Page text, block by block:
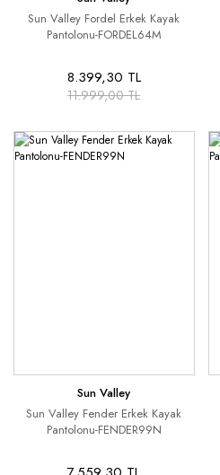
Sun Valley Fordel Erkek Kayak
Pantolonu-FORDEL64M
8.399,30 TL
11.999,00 TL
Sun Valley
Sun Valley Fender Erkek Kayak
Pantolonu-FENDER99N